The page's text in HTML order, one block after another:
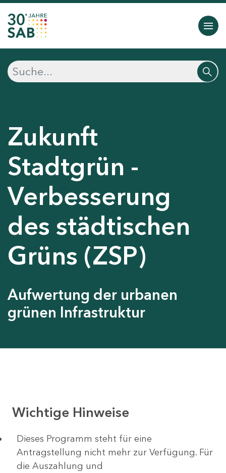
Zukunft
Stadtgrün -
Verbesserung
des städtischen
Grüns (ZSP)
Aufwertung der urbanen
grünen Infrastruktur
Wichtige Hinweise
Dieses Programm steht für eine
Antragstellung nicht mehr zur Verfügung. Für
die Auszahlung und